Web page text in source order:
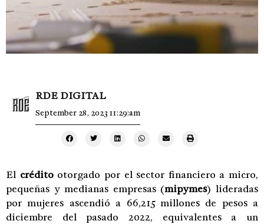
RDE DIGITAL
September 28, 2023 11:29:am
El créditootorgado por el sector financiero a micro,
pequeñas y medianas empresas (mipymes) lideradas
por mujeres ascendió a 66,215 millones de pesos a
diciembre del pasado 2022, equivalentes a un